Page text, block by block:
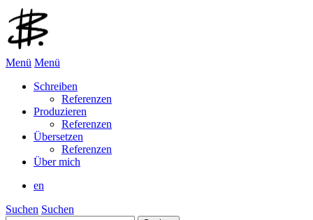
Menü Menü
Schreiben
Referenzen
Produzieren
Referenzen
Übersetzen
Referenzen
Über mich
en
Suchen Suchen